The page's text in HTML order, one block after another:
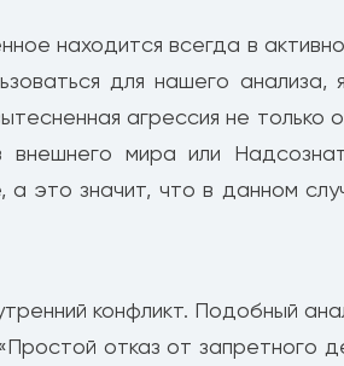
находится всегда в
для нашего анализа,
агрессия не
внешнего мира или
это значит, что в данном
конфликт. Подобный
отказ от